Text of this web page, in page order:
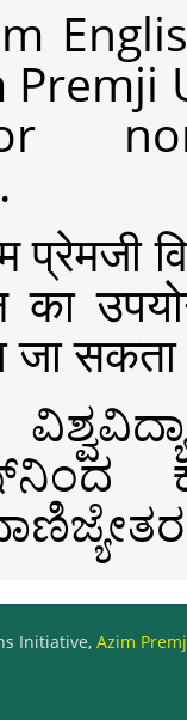
Premji
जा
Initiative, Azim